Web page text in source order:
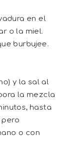
en el
o la miel.
burbujee.
y la sal al
la mezcla
hasta
o con